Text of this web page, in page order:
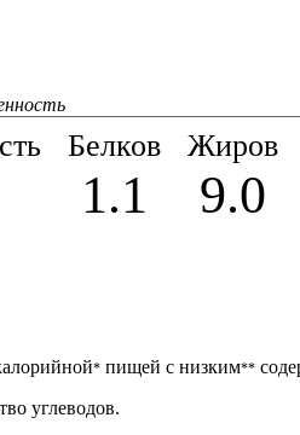
Белков
1.1
Жиров
9.0
*пищей с низким**
углеводов.